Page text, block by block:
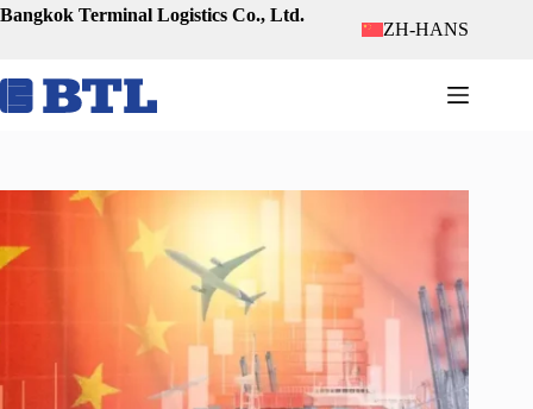
跳
容
Bangkok Terminal Logistics Co., Ltd.
ZH-HANS